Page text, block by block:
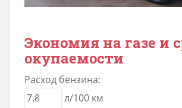
Экономия на газе и
окупаемости
Расход бензина:
л/100 км